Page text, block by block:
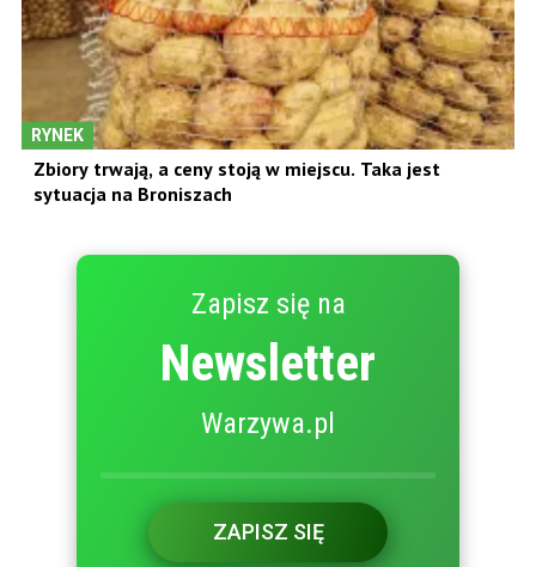
RYNEK
Zbiory trwają, a ceny stoją w miejscu. Taka jest
sytuacja na Broniszach
Zapisz się na
Newsletter
Warzywa.pl
ZAPISZ SIĘ